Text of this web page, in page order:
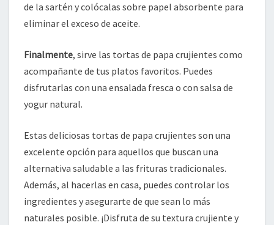
de la sartén y colócalas sobre papel absorbente para
eliminar el exceso de aceite.
Finalmente, sirve las tortas de papa crujientes como
acompañante de tus platos favoritos. Puedes
disfrutarlas con una ensalada fresca o con salsa de
yogur natural.
Estas deliciosas tortas de papa crujientes son una
excelente opción para aquellos que buscan una
alternativa saludable a las frituras tradicionales.
Además, al hacerlas en casa, puedes controlar los
ingredientes y asegurarte de que sean lo más
naturales posible. ¡Disfruta de su textura crujiente y